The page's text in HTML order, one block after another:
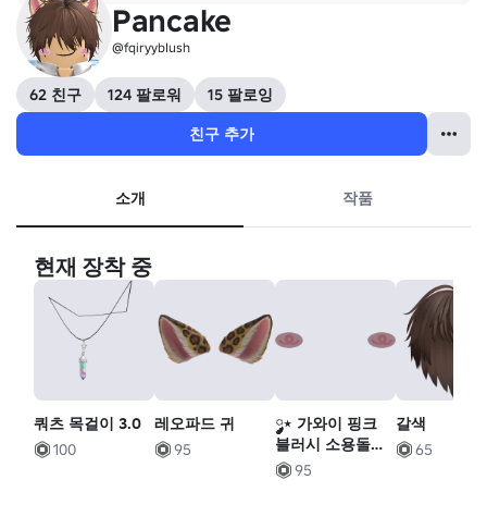
Pancake
@fqiryybIush
62 친구 124 팔로워
15 팔로잉
친구 추가
소개 작품
현재 장착 중
쿼츠 목걸이 3.0
100
레오파드 귀
95
༘༘⋆ 가와이 핑크
블러시 소용돌이
[ 오리지널 ]
95
갈색
65